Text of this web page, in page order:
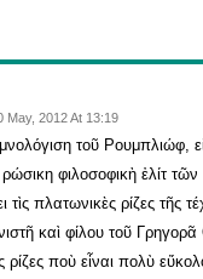
May, 2012 At 13:19
τοῦ Ρουμπλιώφ,
φιλοσοφικὴ ἐλίτ τῶν
τὶς πλατωνικὲς ρίζες τῆς
καὶ φίλου τοῦ
ρίζες ποὺ εἶναι πολὺ